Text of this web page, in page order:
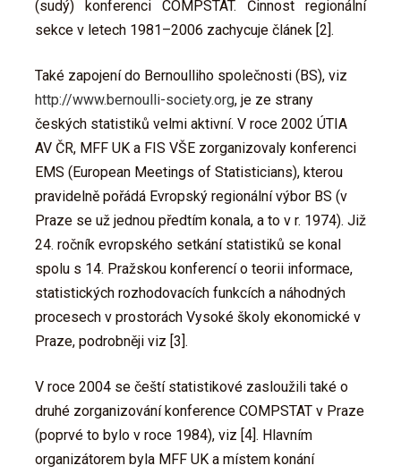
(sudý) konferenci COMPSTAT. Činnost regionální
sekce v letech 1981–2006 zachycuje článek [2].
Také zapojení do Bernoulliho společnosti (BS), viz
http://www.bernoulli-society.org, je ze strany
českých statistiků velmi aktivní. V roce 2002 ÚTIA
AV ČR, MFF UK a FIS VŠE zorganizovaly konferenci
EMS (European Meetings of Statisticians), kterou
pravidelně pořádá Evropský regionální výbor BS (v
Praze se už jednou předtím konala, a to v r. 1974). Již
24. ročník evropského setkání statistiků se konal
spolu s 14. Pražskou konferencí o teorii informace,
statistických rozhodovacích funkcích a náhodných
procesech v prostorách Vysoké školy ekonomické v
Praze, podrobněji viz [3].
V roce 2004 se čeští statistikové zasloužili také o
druhé zorganizování konference COMPSTAT v Praze
(poprvé to bylo v roce 1984), viz [4]. Hlavním
organizátorem byla MFF UK a místem konání